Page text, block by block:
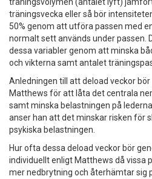
träningsvecka eller så bör
50% genom att utföra passen med
normalt sett används under passen.
dessa variabler genom att minska
och vikterna samt antalet
Anledningen till att deload veckor
Matthews för att låta det centrala
samt minska belastningen på
anser han att det minskar risken för
psykiska belastningen.
Hur ofta dessa deload veckor bör
individuellt enligt Matthews då vissa
mer nedbrytning och återhämtar sig